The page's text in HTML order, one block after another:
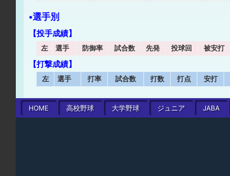
•選手別
【投手成績】
左 選手 防御率 試合数 先発 投球回 被安打
【打撃成績】
左 選手 打率 試合数 打数 打点 安打
HOME 高校野球 大学野球 ジュニア JABA